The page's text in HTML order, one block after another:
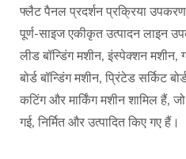
फ्लैट पैनल प्रदर्शन प्रक्रिया
पूर्ण-साइज एकीकृत उत्पादन लाइन
लीड बॉन्डिंग मशीन, इंस्पेक्शन मशीन,
बोर्ड बॉन्डिंग मशीन, प्रिंटेड सर्किट
कटिंग और मार्किंग मशीन शामिल हैं,
गई, निर्मित और उत्पादित किए गए हैं।